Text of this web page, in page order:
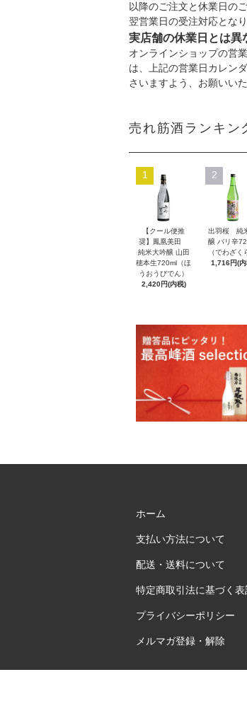
以降のご注文と休業日の
翌営業日の受注対応となり
実店舗の休業日とは異
オンラインショップの営
は、上記の営業日カレン
さいますよう、お願いいた
売れ筋酒ランキン
1
【クール便推
奨】鳳凰美田
純米大吟醸 山田
穂本生720ml（ほ
うおうびでん）
2,420円(内税)
2
出羽桜 純
醸 バリ辛
（でわざく
1,716円(内
ホーム
支払い方法について
配送・送料について
特定商取引法に基づく表
プライバシーポリシー
メルマガ登録・解除